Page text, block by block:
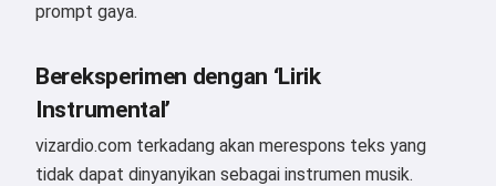
prompt gaya.
Bereksperimen dengan ‘Lirik
Instrumental’
vizardio.com terkadang akan merespons teks yang
tidak dapat dinyanyikan sebagai instrumen musik.